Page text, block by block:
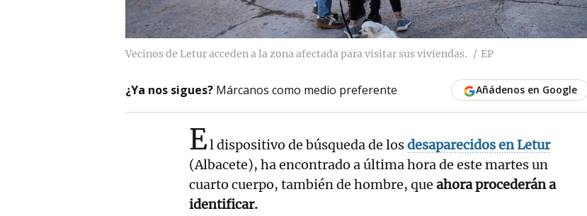
Vecinos de Letur acceden a la zona afectada para visitar sus viviendas. EP
¿Ya nos sigues? Márcanos como medio preferente Añádenos en Google
El dispositivo de búsqueda de losdesaparecidos en Letur
(Albacete), ha encontrado a última hora de este martes un
cuarto cuerpo, también de hombre, que ahora procederán a
identificar.